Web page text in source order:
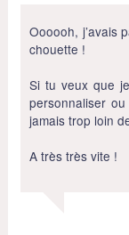
Oooooh, j’avais
chouette !
Si tu veux que
personnaliser
jamais trop loin
A très très vite !